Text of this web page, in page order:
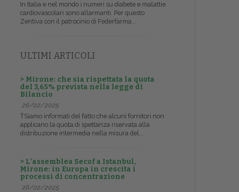
In Italia e nel mondo i numeri su diabete e malattie
cardiovascolari sono allarmanti. Per questo
Zentiva con il patrocinio di Federfarma...
ULTIMI ARTICOLI
> Mirone: che sia rispettata la quota
del 3,65% prevista nella legge di
Bilancio
26/02/2025
ŤSiamo informati del fatto che alcuni fornitori non
applicano la quota di spettanza riservata alla
distribuzione intermedia nella misura del...
> L’assemblea Secof a Istanbul,
Mirone: in Europa in crescita i
processi di concentrazione
26/02/2025